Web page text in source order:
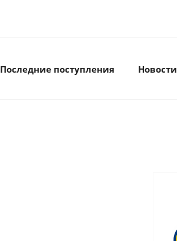
Последние поступления Новости